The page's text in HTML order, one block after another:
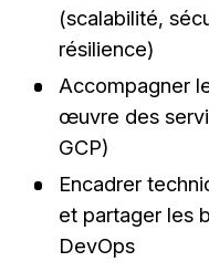
(scalabilité,
résilience)
Accompagner
œuvre des
GCP)
Encadrer
et partager les
DevOps